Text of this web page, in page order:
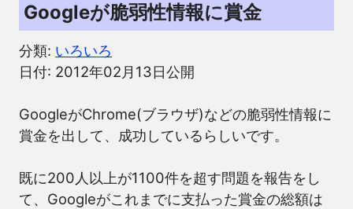
Googleが脆弱性情報に賞金
分類: いろいろ
日付: 2012年02月13日公開
GoogleがChrome(ブラウザ)などの脆弱性情報に
賞金を出して、成功しているらしいです。
既に200人以上が1100件を超す問題を報告をし
て、Googleがこれまでに支払った賞金の総額は